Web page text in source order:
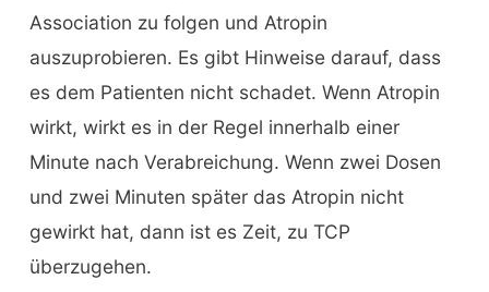
Association zu folgen und Atropin
auszuprobieren. Es gibt Hinweise darauf, dass
es dem Patienten nicht schadet. Wenn Atropin
wirkt, wirkt es in der Regel innerhalb einer
Minute nach Verabreichung. Wenn zwei Dosen
und zwei Minuten später das Atropin nicht
gewirkt hat, dann ist es Zeit, zu TCP
überzugehen.